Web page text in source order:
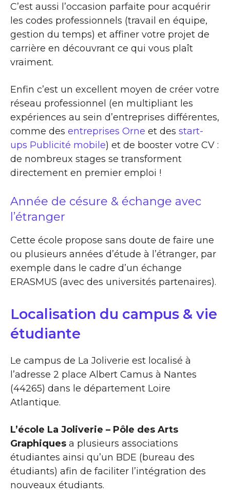
C’est aussi l’occasion parfaite pour acquérir
les codes professionnels (travail en équipe,
gestion du temps) et affiner votre projet de
carrière en découvrant ce qui vous plaît
vraiment.
Enfin c’est un excellent moyen de créer votre
réseau professionnel (en multipliant les
expériences au sein d’entreprises différentes,
comme des entreprises Orne et des start-
ups Publicité mobile) et de booster votre CV :
de nombreux stages se transforment
directement en premier emploi !
Année de césure & échange avec
l’étranger
Cette école propose sans doute de faire une
ou plusieurs années d’étude à l’étranger, par
exemple dans le cadre d’un échange
ERASMUS (avec des universités partenaires).
Localisation du campus & vie
étudiante
Le campus de La Joliverie est localisé à
l’adresse 2 place Albert Camus à Nantes
(44265) dans le département Loire
Atlantique.
L’école La Joliverie – Pôle des Arts
Graphiques a plusieurs associations
étudiantes ainsi qu’un BDE (bureau des
étudiants) afin de faciliter l’intégration des
nouveaux étudiants.